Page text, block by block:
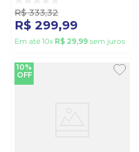
R$ 333,32
R$ 299,99
Em até 10x R$ 29,99 sem juros
10%
OFF